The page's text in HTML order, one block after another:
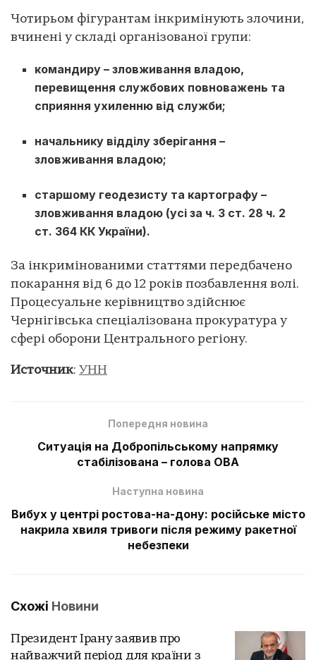
Чотирьом фігурантам інкримінують злочини,
вчинені у складі організованої групи:
командиру – зловживання владою,
перевищення службових повноважень та
сприяння ухиленню від служби;
начальнику відділу зберігання –
зловживання владою;
старшому геодезисту та картографу –
зловживання владою (усі за ч. 3 ст. 28 ч. 2
ст. 364 КК України).
За інкримінованими статтями передбачено
покарання від 6 до 12 років позбавлення волі.
Процесуальне керівництво здійснює
Чернігівська спеціалізована прокуратура у
сфері оборони Центрального регіону.
Источник: УНН
Попередня новина
Ситуація на Добропільському напрямку
стабілізована – голова ОВА
Наступна новина
Вибух у центрі ростова-на-дону: російське місто
накрила хвиля тривоги після режиму ракетної
небезпеки
Схожі Новини
Президент Ірану заявив про
найважчий період для країни з